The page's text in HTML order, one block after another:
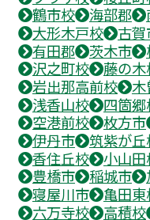
鶴市校
海部郡
大形木戸校
古賀
有田郡
茨木市
沢之町校
藤の木
岩出那高前校
木
浅香山校
四箇郷
空港前校
枚方市
伊丹市
筑紫が丘
香住丘校
小山
豊橋市
稲城市
寝屋川市
亀田東
六万寺校
高積校